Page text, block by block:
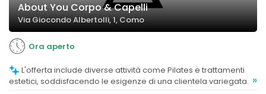
About You Corpo & Capelli
Via Giocondo Albertolli, 1, Como
Ora aperto
estetici, soddisfacendo le esigenze di una clientela variegata. »